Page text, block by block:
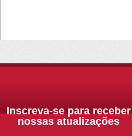
Inscreva-se para receber
nossas atualizações